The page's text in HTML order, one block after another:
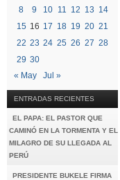
8
9 10 11 12 13 14
15 16 17 18 19 20 21
22 23 24 25 26 27 28
29 30
« May
Jul »
ENTRADAS RECIENTES
EL PAPA: EL PASTOR QUE
CAMINÓ EN LA TORMENTA Y EL
MILAGRO DE SU LLEGADA AL
PERÚ
PRESIDENTE BUKELE FIRMA